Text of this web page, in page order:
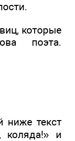
которые
поэта.
ниже текст
коляда!» и